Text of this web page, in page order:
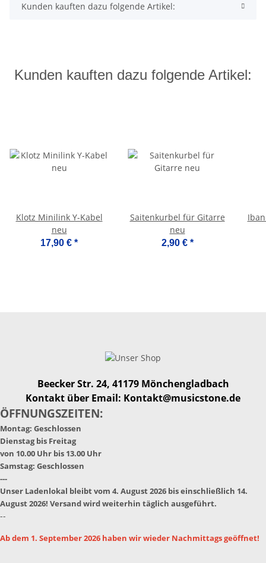
Kunden kauften dazu folgende Artikel:
Kunden kauften dazu folgende Artikel:
Klotz Minilink Y-Kabel
neu
17,90 € *
Saitenkurbel für Gitarre
neu
2,90 € *
Beecker Str. 24, 41179 Mönchengladbach
Kontakt über Email: Kontakt@musicstone.de
ÖFFNUNGSZEITEN:
Montag: Geschlossen
Dienstag bis Freitag
von 10.00 Uhr bis 13.00 Uhr
Samstag: Geschlossen
---
Unser Ladenlokal bleibt vom 4. August 2026 bis einschließlich 14.
August 2026! Versand wird weiterhin täglich ausgeführt.
--
Ab dem 1. September 2026 haben wir wieder Nachmittags geöffnet!